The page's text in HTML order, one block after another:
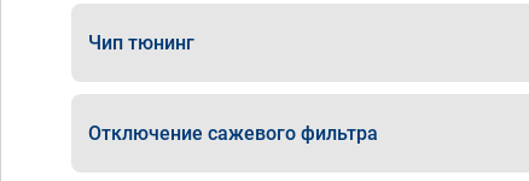
Чип тюнинг
Отключение сажевого фильтра